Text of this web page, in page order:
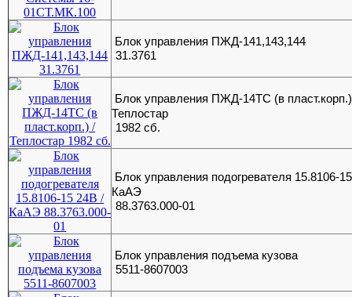
Блок управления ПЖД-141,143,144
31.3761
Блок управления ПЖД-14ТС (в
Теплостар
1982 сб.
Блок управления подогревателя 15.8106-
КаАЭ
88.3763.000-01
Блок управления подъема кузова
5511-8607003